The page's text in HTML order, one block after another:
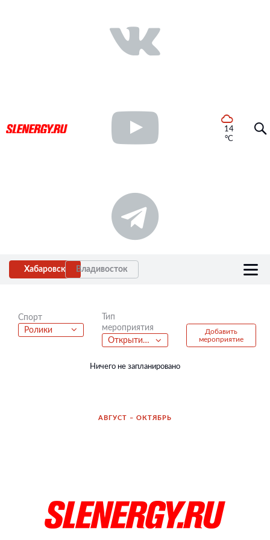
14
°C
Хабаровск Владивосток
Спорт
Ролики
Тип
мероприятия
Открытие сезона
Добавить
мероприятие
Ничего не запланировано
АВГУСТ – ОКТЯБРЬ